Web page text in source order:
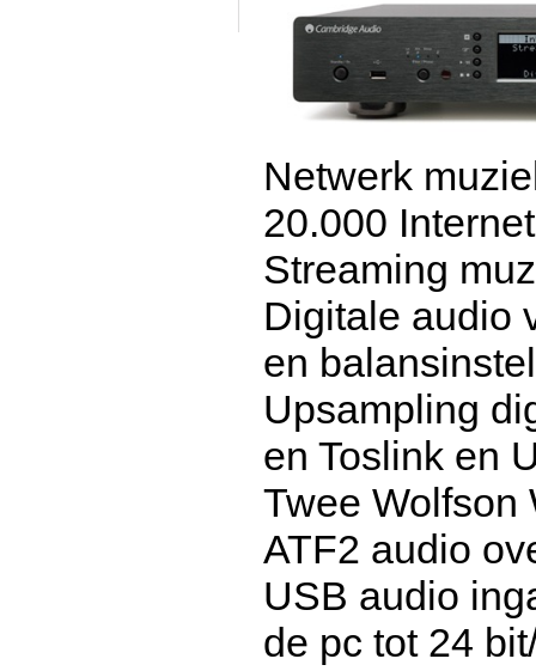
Netwerk
20.000
Streaming
Digitale audio
en
Upsampling
en Toslink en
Twee Wolfson
ATF2 audio
USB audio
de pc tot 24